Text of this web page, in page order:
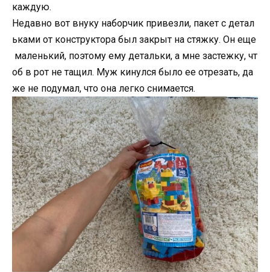
каждую.
Недавно вот внуку наборчик привезли, пакет с детал
ьками от конструктора был закрыт на стяжку. Он еще
маленький, поэтому ему детальки, а мне застежку, чт
об в рот не тащил. Муж кинулся было ее отрезать, да
же не подумал, что она легко снимается.